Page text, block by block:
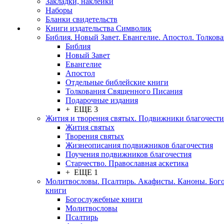
Наборы
Бланки свидетельств
Книги издательства Символик
Библия. Новый Завет. Евангелие. Апостол.
Библия
Новый Завет
Евангелие
Апостол
Отдельные библейские книги
Толкования Священного Писания
Подарочные издания
+ ЕЩЕ 3
Жития и творения святых. Подвижники
Жития святых
Творения святых
Жизнеописания подвижников благочестия
Поучения подвижников благочестия
Старчество. Православная аскетика
+ ЕЩЕ 1
Молитвословы. Псалтирь. Акафисты. Каноны.
книги
Богослужебные книги
Молитвословы
Псалтирь